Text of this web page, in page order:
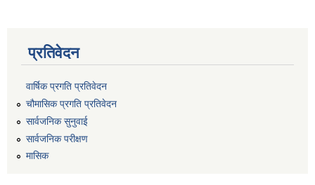
प्रतिवेदन
वार्षिक प्रगति प्रतिवेदन
चौमासिक प्रगति प्रतिवेदन
सार्वजनिक सुनुवाई
सार्वजनिक परीक्षण
मासिक